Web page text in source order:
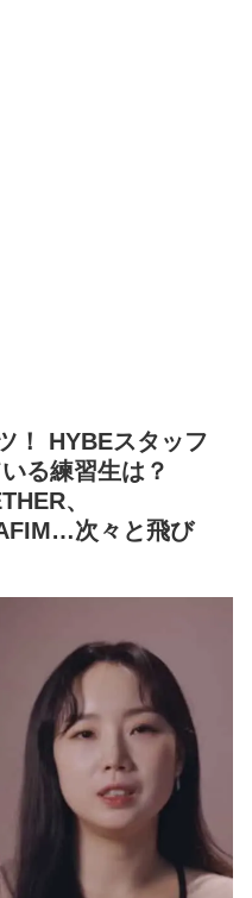
！ HYBEスタッフ
る練習生は？
、
次々と飛び